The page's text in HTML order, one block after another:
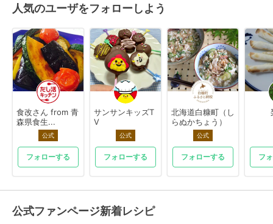
人気のユーザをフォローしよう
食改さん from 青
森県食生...
公式
フォローする
サンサンキッズT
V
公式
フォローする
北海道白糠町（し
らぬかちょう）
公式
フォローする フ
公式ファンページ新着レシピ